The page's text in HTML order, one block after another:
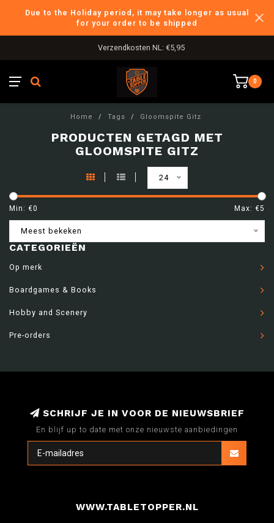
Due to the Holiday period, it may take longer as usual
for your order to be shipped
Verzendkosten NL: €5,95
0
Home / Tags / Gloomspite Gitz
PRODUCTEN GETAGD MET
GLOOMSPITE GITZ
24
Min: €0 Max: €5
Meest bekeken
CATEGORIEËN
Op merk
Boardgames & Books
Hobby and Scenery
Pre-orders
SCHRIJF JE IN VOOR DE NIEUWSBRIEF
En blijf up to date met onze nieuwste aanbiedingen
WWW.TABLETOPPER.NL